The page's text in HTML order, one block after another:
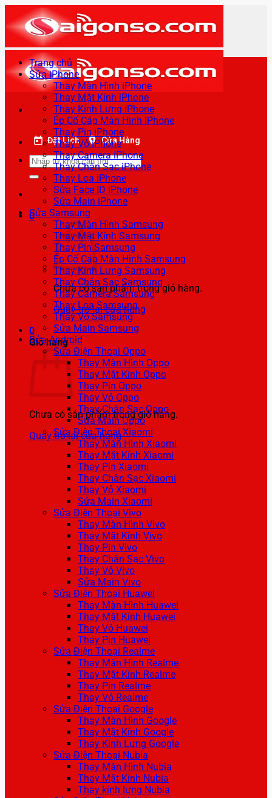
qua
nội
dung
Đặt Lịch Cửa Hàng
Tìm
kiếm:
0
Chưa có sản phẩm trong giỏ hàng.
Quay trở lại cửa hàng
0
Giỏ hàng
Chưa có sản phẩm trong giỏ hàng.
Quay trở lại cửa hàng
Trang chủ
Sửa iPhone
Thay Màn Hình iPhone
Thay Mặt Kính iPhone
Thay Kính Lưng iPhone
Ép Cổ Cáp Màn Hình iPhone
Thay Pin iPhone
Thay Vỏ iPhone
Thay Camera iPhone
Thay Chân Sạc iPhone
Thay Loa iPhone
Sửa Face ID iPhone
Sửa Main iPhone
Sửa Samsung
Thay Màn Hình Samsung
Thay Mặt Kính Samsung
Thay Pin Samsung
Ép Cổ Cáp Màn Hình Samsung
Thay Kính Lưng Samsung
Thay Chân Sạc Samsung
Thay Camera Samsung
Thay Loa Samsung
Thay Vỏ Samsung
Sửa Main Samsung
Sửa Android
Sửa Điện Thoại Oppo
Thay Màn Hình Oppo
Thay Mặt Kính Oppo
Thay Pin Oppo
Thay Vỏ Oppo
Thay Chân Sạc Oppo
Sửa Main Oppo
Sửa Điện Thoại Xiaomi
Thay Màn Hình Xiaomi
Thay Mặt Kính Xiaomi
Thay Pin Xiaomi
Thay Chân Sạc Xiaomi
Thay Vỏ Xiaomi
Sửa Main Xiaomi
Sửa Điện Thoại Vivo
Thay Màn Hình Vivo
Thay Mặt Kính Vivo
Thay Pin Vivo
Thay Chân Sạc Vivo
Thay Vỏ Vivo
Sửa Main Vivo
Sửa Điện Thoại Huawei
Thay Màn Hình Huawei
Thay Mặt Kính Huawei
Thay Vỏ Huawei
Thay Pin Huawei
Sửa Điện Thoại Realme
Thay Màn Hình Realme
Thay Mặt Kính Realme
Thay Pin Realme
Thay Vỏ Realme
Sửa Điện Thoại Google
Thay Màn Hình Google
Thay Mặt Kính Google
Thay Kính Lưng Google
Sửa Điện Thoại Nubia
Thay Màn Hình Nubia
Thay Mặt Kính Nubia
Thay kính lưng Nubia